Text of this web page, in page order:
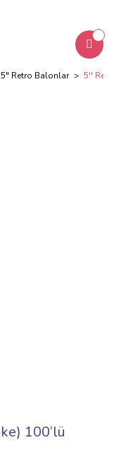
5" Retro Balonlar 5''
100’lü